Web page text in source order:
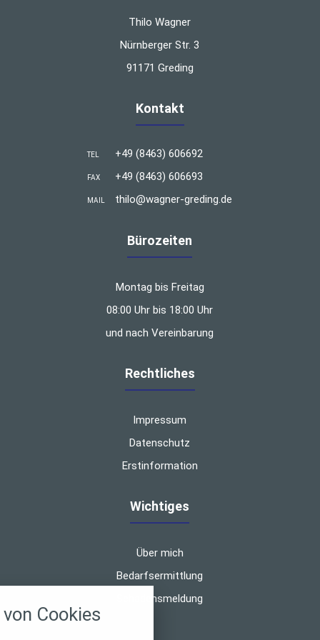
Thilo Wagner
Nürnberger Str. 3
91171 Greding
Kontakt
TEL +49 (8463) 606692
FAX +49 (8463) 606693
MAIL thilo@wagner-greding.de
Bürozeiten
Montag bis Freitag
08:00 Uhr bis 18:00 Uhr
und nach Vereinbarung
Rechtliches
Impressum
Datenschutz
Erstinformation
Wichtiges
Über mich
Bedarfsermittlung
Schadensmeldung
Cookies
alle verwendeten Cookies und